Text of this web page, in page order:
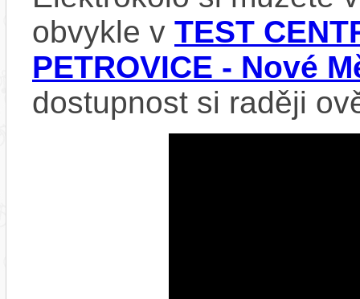
obvykle v TEST
PETROVICE - Nové
dostupnost si raději